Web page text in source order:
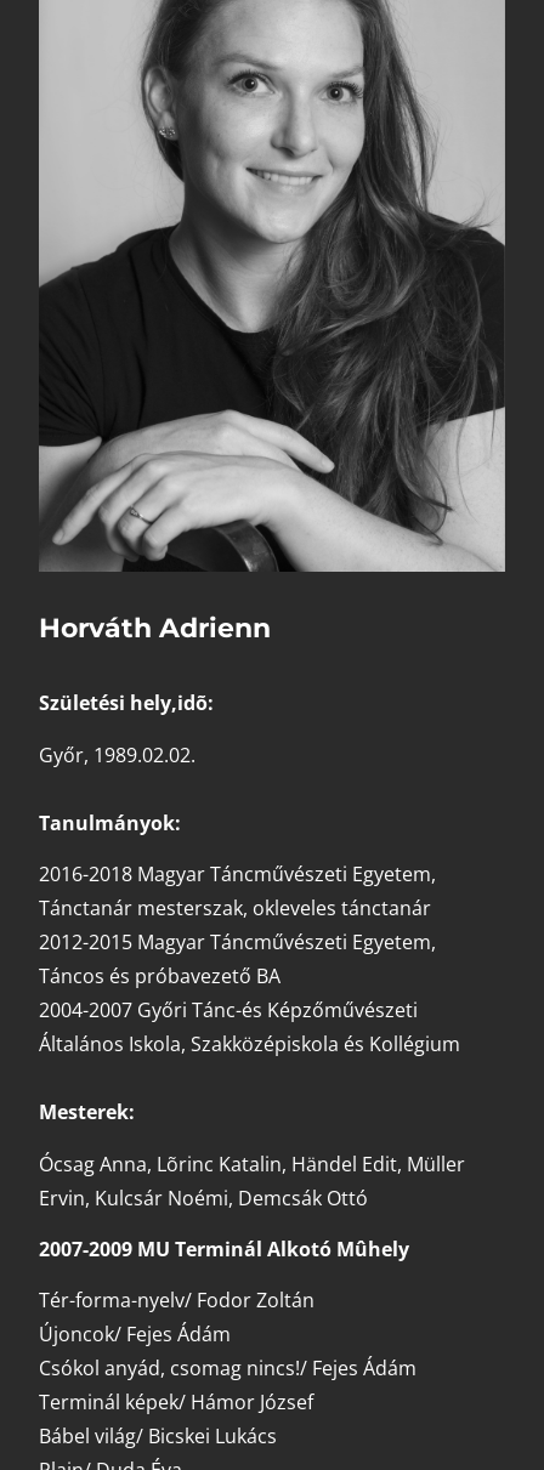
Horváth Adrienn
Születési hely,idõ:
Győr, 1989.02.02.
Tanulmányok:
2016-2018 Magyar Táncművészeti Egyetem,
Tánctanár mesterszak, okleveles tánctanár
2012-2015 Magyar Táncművészeti Egyetem,
Táncos és próbavezető BA
2004-2007 Győri Tánc-és Képzőművészeti
Általános Iskola, Szakközépiskola és Kollégium
Mesterek:
Ócsag Anna, Lõrinc Katalin, Händel Edit, Müller
Ervin, Kulcsár Noémi, Demcsák Ottó
2007-2009 MU Terminál Alkotó Mûhely
Tér-forma-nyelv/ Fodor Zoltán
Újoncok/ Fejes Ádám
Csókol anyád, csomag nincs!/ Fejes Ádám
Terminál képek/ Hámor József
Bábel világ/ Bicskei Lukács